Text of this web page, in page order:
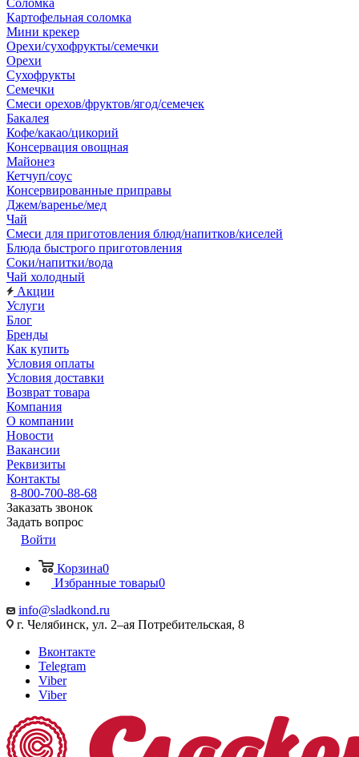
Соломка
Картофельная соломка
Мини крекер
Орехи/сухофрукты/семечки
Орехи
Сухофрукты
Семечки
Смеси орехов/фруктов/ягод/семечек
Бакалея
Кофе/какао/цикорий
Консервация овощная
Майонез
Кетчуп/соус
Консервированные приправы
Джем/варенье/мед
Чай
Смеси для приготовления блюд/напитков/киселей
Блюда быстрого приготовления
Соки/напитки/вода
Чай холодный
Акции
Услуги
Блог
Бренды
Как купить
Условия оплаты
Условия доставки
Возврат товара
Компания
О компании
Новости
Вакансии
Реквизиты
Контакты
8-800-700-88-68
Заказать звонок
Задать вопрос
Войти
Корзина0
Избранные товары0
info@sladkond.ru
г. Челябинск, ул. 2–ая Потребительская, 8
Вконтакте
Telegram
Viber
Viber